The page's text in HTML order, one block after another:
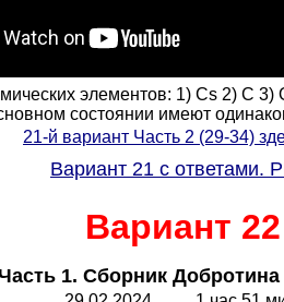
элементов: 1) Cs 2) С
состоянии имеют
21-й вариант Часть 2 (29-34)
Вариант 21 с ответами.
Вариант 22
1. Сборник Добротина